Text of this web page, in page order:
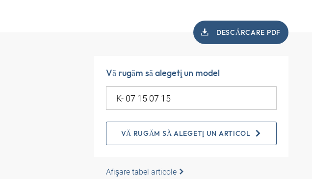
DESCĂRCARE PDF
Vă rugăm să alegeţi un model
VĂ RUGĂM SĂ ALEGEŢI UN ARTICOL
Afişare tabel articole